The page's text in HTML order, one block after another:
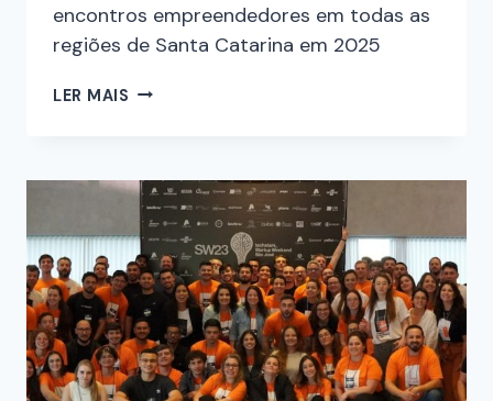
encontros empreendedores em todas as
regiões de Santa Catarina em 2025
LER MAIS